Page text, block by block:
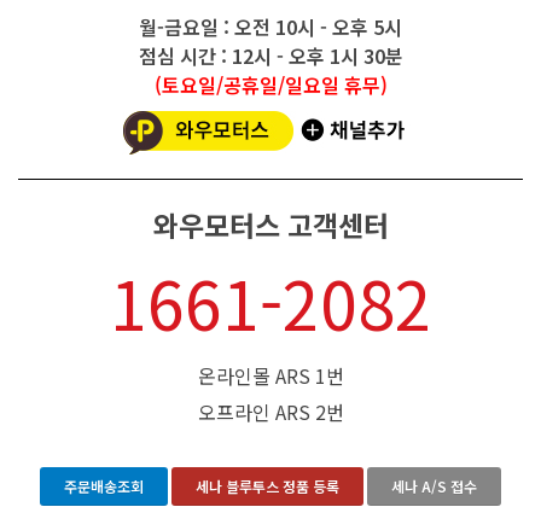
월-금요일 : 오전 10시 - 오후 5시
점심 시간 : 12시 - 오후 1시 30분
(토요일/공휴일/일요일 휴무)
와우모터스 고객센터
1661-2082
온라인몰 ARS 1번
오프라인 ARS 2번
주문배송조회 세나 블루투스 정품 등록 세나 A/S 접수